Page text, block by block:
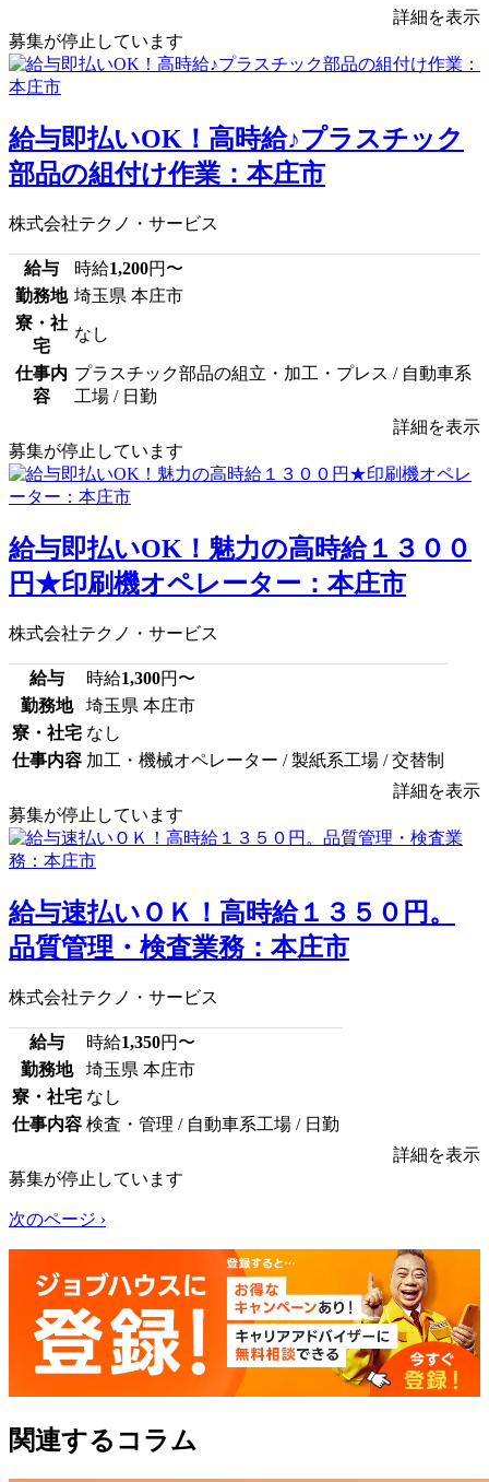
詳細を表示
募集が停止しています
給与即払いOK！高時給♪プラスチック
部品の組付け作業：本庄市
株式会社テクノ・サービス
給与 時給1,200円〜
勤務地 埼玉県 本庄市
寮・社
宅
なし
仕事内
容
プラスチック部品の組立・加工・プレス / 自動車系
工場 / 日勤
詳細を表示
募集が停止しています
給与即払いOK！魅力の高時給１３００
円★印刷機オペレーター：本庄市
株式会社テクノ・サービス
給与 時給1,300円〜
勤務地
埼玉県 本庄市
寮・社宅 なし
仕事内容 加工・機械オペレーター / 製紙系工場 / 交替制
詳細を表示
募集が停止しています
給与速払いＯＫ！高時給１３５０円。
品質管理・検査業務：本庄市
株式会社テクノ・サービス
給与 時給1,350円〜
勤務地
埼玉県 本庄市
寮・社宅 なし
仕事内容 検査・管理 / 自動車系工場 / 日勤
詳細を表示
募集が停止しています
次のページ ›
関連するコラム